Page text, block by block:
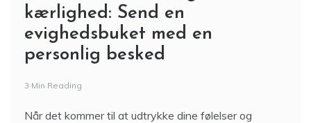
kærlighed: Send en
evighedsbuket med en
personlig besked
3 Min Reading
Når det kommer til at udtrykke dine følelser og